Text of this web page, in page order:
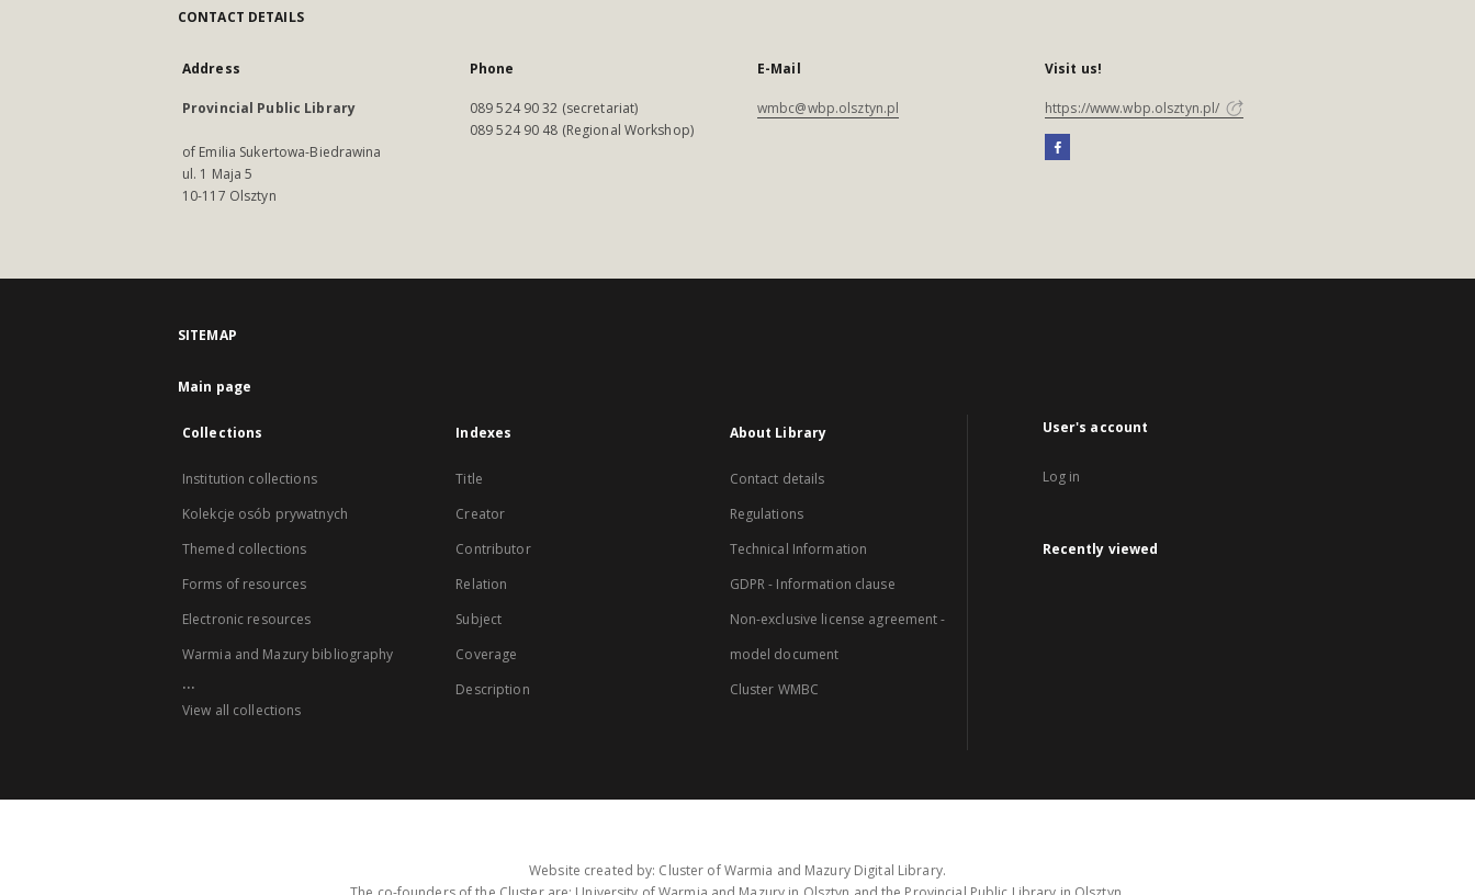
CONTACT DETAILS
Address
Provincial Public Library
of Emilia Sukertowa-Biedrawina
ul. 1 Maja 5
10-117 Olsztyn
Phone
089 524 90 32 (secretariat)
089 524 90 48 (Regional Workshop)
E-Mail
wmbc@wbp.olsztyn.pl
Visit us!
https://www.wbp.olsztyn.pl/
SITEMAP
Main page
Collections
Institution collections
Kolekcje osób prywatnych
Themed collections
Forms of resources
Electronic resources
Warmia and Mazury bibliography
...
View all collections
Indexes
Title
Creator
Contributor
Relation
Subject
Coverage
Description
About Library
Contact details
Regulations
Technical Information
GDPR - Information clause
Non-exclusive license agreement -
model document
Cluster WMBC
User's account
Log in
Recently viewed
Website created by: Cluster of Warmia and Mazury Digital Library.